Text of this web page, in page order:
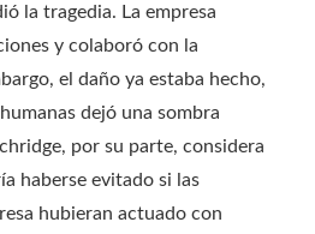
la tragedia. La empresa
y colaboró con la
el daño ya estaba hecho,
dejó una sombra
por su parte, considera
haberse evitado si las
hubieran actuado con